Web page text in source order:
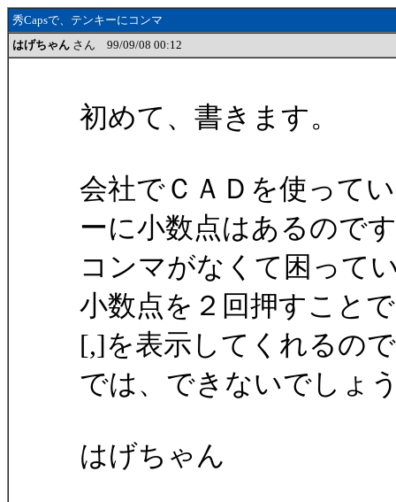
秀Capsで、テンキーにコンマ
はげちゃん さん 99/09/08 00:12
初めて、書きます。
会社でＣＡＤを使って
ーに小数点はあるので
コンマがなくて困って
小数点を２回押すこと
[,]を表示してくれるの
では、できないでしょ
はげちゃん